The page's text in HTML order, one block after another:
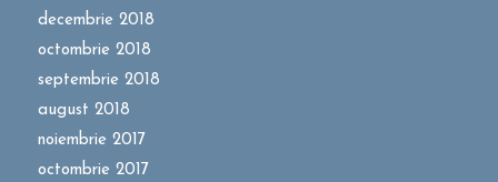
decembrie 2018
octombrie 2018
septembrie 2018
august 2018
noiembrie 2017
octombrie 2017